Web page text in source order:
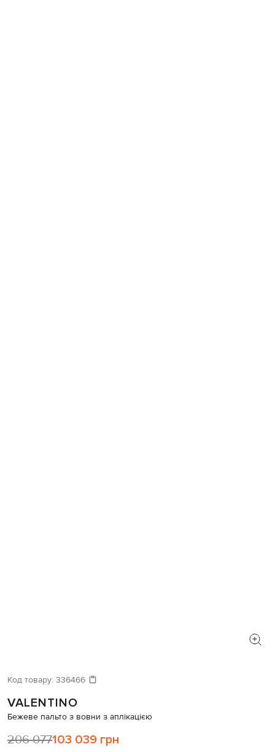
Код товару: 336466
VALENTINO
Бежеве пальто з вовни з аплікацією
206 077103 039 грн